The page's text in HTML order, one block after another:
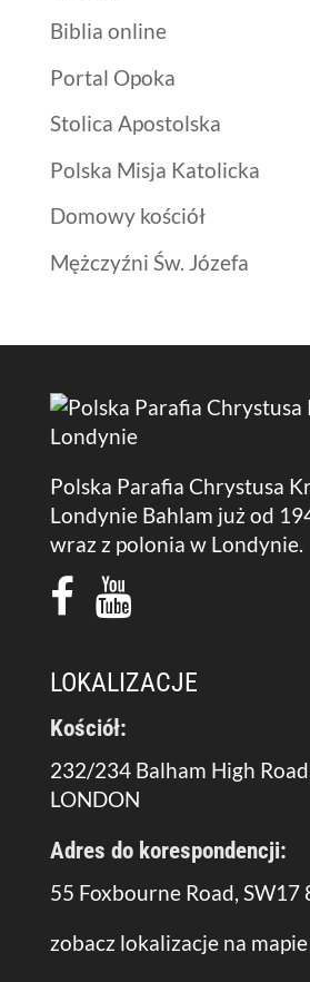
Biblia online
Portal Opoka
Stolica Apostolska
Polska Misja Katolicka
Domowy kościół
Mężczyźni Św. Józefa
Polska Parafia Chrystusa
Londynie Bahlam już od
wraz z polonia w Londynie.
LOKALIZACJE
Kościół:
232/234 Balham High
LONDON
Adres do korespondencji:
55 Foxbourne Road, SW17
zobacz lokalizacje na